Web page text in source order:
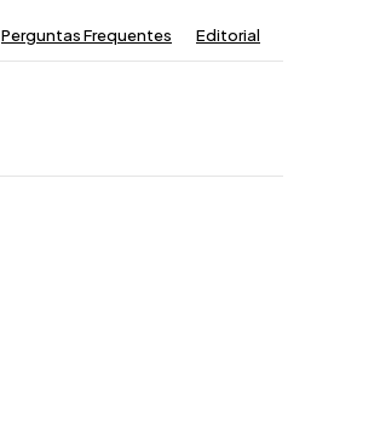
Perguntas Frequentes Editorial